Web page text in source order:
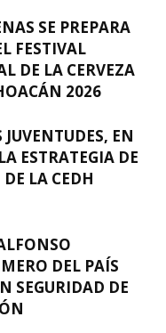
SE PREPARA
FESTIVAL
DE LA CERVEZA
2026
EN
ESTRATEGIA DE
LA CEDH
DEL PAÍS
SEGURIDAD DE